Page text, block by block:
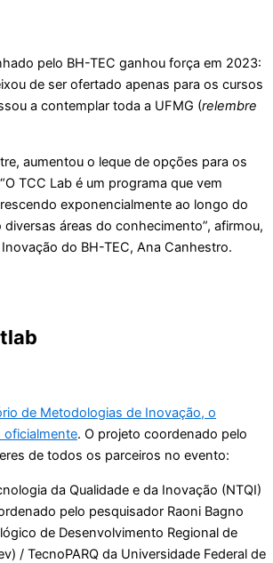
pelo BH-TEC ganhou força em 2023:
de ser ofertado apenas para os cursos
a contemplar toda a UFMG (relembre
aumentou o leque de opções para os
TCC Lab é um programa que vem
exponencialmente ao longo do
áreas do conhecimento”, afirmou,
do BH-TEC, Ana Canhestro.
de Metodologias de Inovação, o
oficialmente. O projeto coordenado pelo
de todos os parceiros no evento:
da Qualidade e da Inovação (NTQI)
pelo pesquisador Raoni Bagno
de Desenvolvimento Regional de
/ TecnoPARQ da Universidade Federal de